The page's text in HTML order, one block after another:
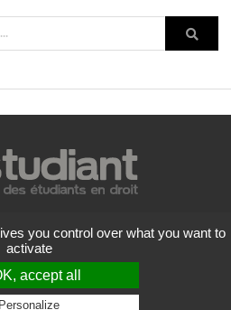
légales
de confidentialité
d'utilisation
des forums
nous
you control over what you want to
activate
accept all
Personalize